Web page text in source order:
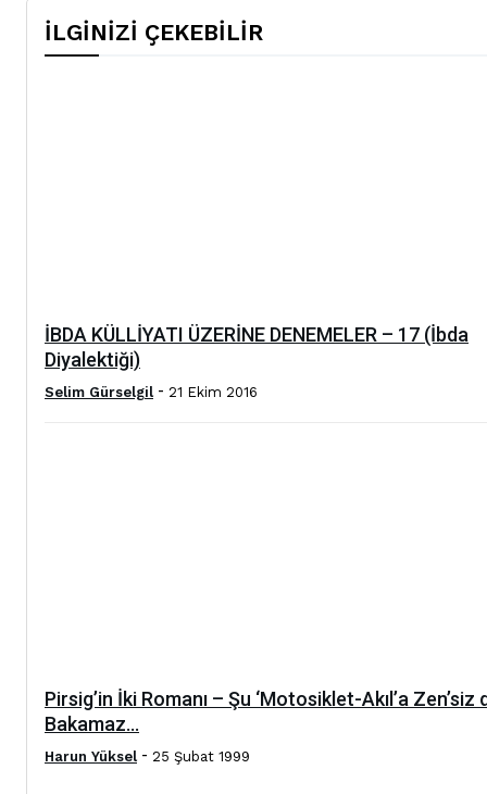
İLGİNİZİ ÇEKEBİLİR
İBDA KÜLLİYATI ÜZERİNE DENEMELER – 17 (İbda
Diyalektiği)
Selim Gürselgil - 21 Ekim 2016
Pirsig’in İki Romanı – Şu ‘Motosiklet-Akıl’a Zen’siz
Bakamaz...
Harun Yüksel - 25 Şubat 1999